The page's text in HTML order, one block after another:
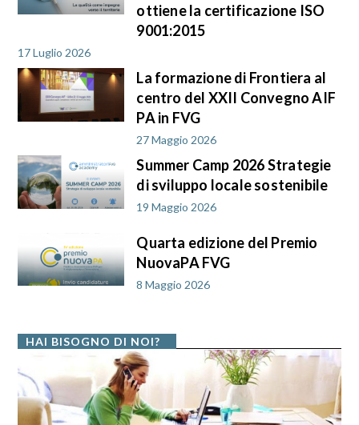
ottiene la certificazione ISO
9001:2015
17 Luglio 2026
La formazione di Frontiera al
centro del XXII Convegno AIF
PA in FVG
27 Maggio 2026
Summer Camp 2026 Strategie
di sviluppo locale sostenibile
19 Maggio 2026
Quarta edizione del Premio
NuovaPA FVG
8 Maggio 2026
HAI BISOGNO DI NOI?